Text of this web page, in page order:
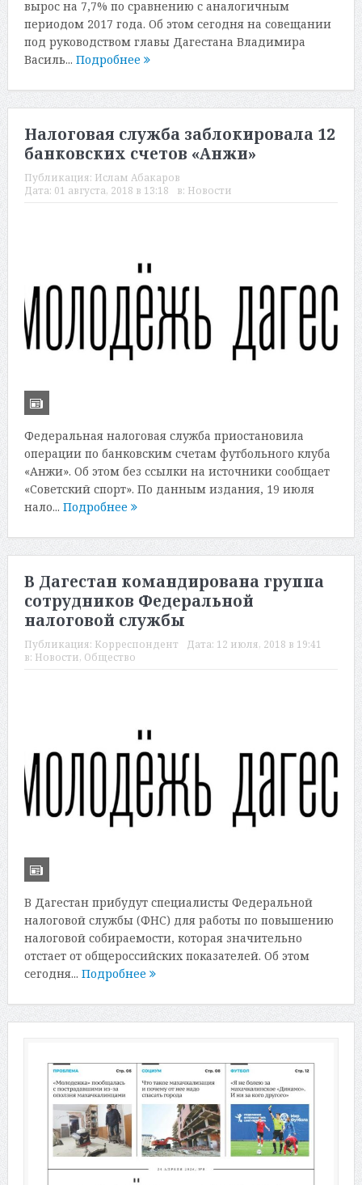
вырос на 7,7% по сравнению с аналогичным
периодом 2017 года. Об этом сегодня на совещании
под руководством главы Дагестана Владимира
Василь... Подробнее
Налоговая служба заблокировала 12
банковских счетов «Анжи»
Публикация: Ислам Абакаров
Дата: 01 августа, 2018 в 13:18 в: Новости
Федеральная налоговая служба приостановила
операции по банковским счетам футбольного клуба
«Анжи». Об этом без ссылки на источники сообщает
«Советский спорт». По данным издания, 19 июля
нало... Подробнее
В Дагестан командирована группа
сотрудников Федеральной
налоговой службы
Публикация: Корреспондент Дата: 12 июля, 2018 в 19:41
в: Новости, Общество
В Дагестан прибудут специалисты Федеральной
налоговой службы (ФНС) для работы по повышению
налоговой собираемости, которая значительно
отстает от общероссийских показателей. Об этом
сегодня... Подробнее